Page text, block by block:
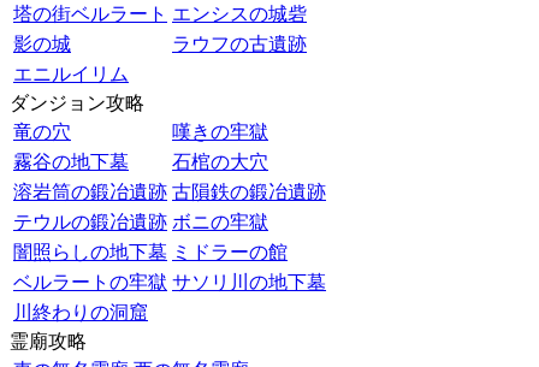
塔の街ベルラート エンシスの城砦
影の城
ラウフの古遺跡
エニルイリム
ダンジョン攻略
竜の穴
嘆きの牢獄
霧谷の地下墓
石棺の大穴
溶岩筒の鍛冶遺跡 古隕鉄の鍛冶遺跡
テウルの鍛冶遺跡 ボニの牢獄
闇照らしの地下墓 ミドラーの館
ベルラートの牢獄 サソリ川の地下墓
川終わりの洞窟
霊廟攻略